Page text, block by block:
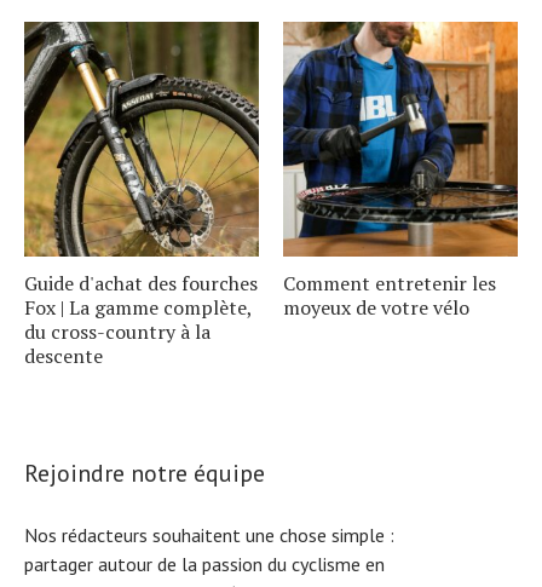
Guide d'achat des fourches
Fox | La gamme complète,
du cross-country à la
descente
Comment entretenir les
moyeux de votre vélo
Rejoindre notre équipe
Nos rédacteurs souhaitent une chose simple :
partager autour de la passion du cyclisme en